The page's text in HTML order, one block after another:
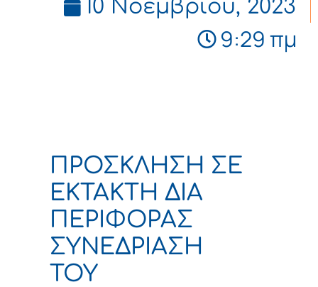
10 Νοεμβρίου, 2023
9:29 πμ
ΠΡΟΣΚΛΗΣΗ ΣΕ
ΕΚΤΑΚΤΗ ΔΙΑ
ΠΕΡΙΦΟΡΑΣ
ΣΥΝΕΔΡΙΑΣΗ
ΤΟΥ